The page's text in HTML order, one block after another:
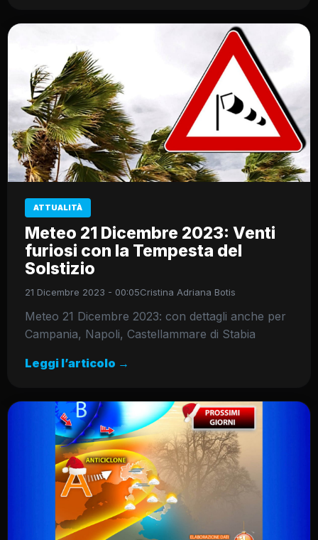
ATTUALITÀ
Meteo 21 Dicembre 2023: Venti
furiosi con la Tempesta del
Solstizio
21 Dicembre 2023 - 00:05Cristina Adriana Botis
Meteo 21 Dicembre 2023: con dettagli anche per
Campania, Napoli, Castellammare di Stabia
Leggi l’articolo →